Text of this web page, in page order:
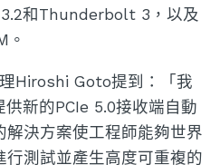
和Thunderbolt 3，以及
。
Hiroshi Goto提到：「我
新的PCIe 5.0接收端自動
決方案使工程師能夠世界
測試並產生高度可重複的